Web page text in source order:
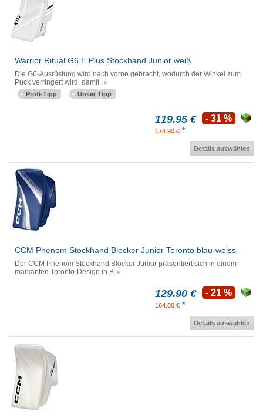
Warrior Ritual G6 E Plus Stockhand Junior weiß
Die G6-Ausrüstung wird nach vorne gebracht, wodurch der Winkel zum
Puck verringert wird, damit .
Profi-Tipp Unser Tipp
119.95 €
174.90 € *
- 31 %
Details auswählen
CCM Phenom Stockhand Blocker Junior Toronto blau-weiss
Der CCM Phenom Stockhand Blocker Junior präsentiert sich in einem
markanten Toronto-Design in B.
129.90 €
164.80 € *
- 21 %
Details auswählen